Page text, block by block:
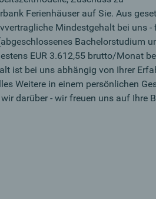
Ferienhäuser auf Sie. Aus
Mindestgehalt bei uns -
Bachelorstudium
EUR 3.612,55 brutto/Monat
ist bei uns abhängig von Ihrer
Weitere in einem persönlichen
darüber - wir freuen uns auf Ihre